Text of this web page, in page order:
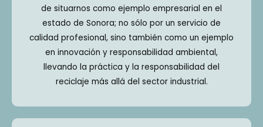
de situarnos como ejemplo empresarial en el
estado de Sonora; no sólo por un servicio de
calidad profesional, sino también como un ejemplo
en innovación y responsabilidad ambiental,
llevando la práctica y la responsabilidad del
reciclaje más allá del sector industrial.